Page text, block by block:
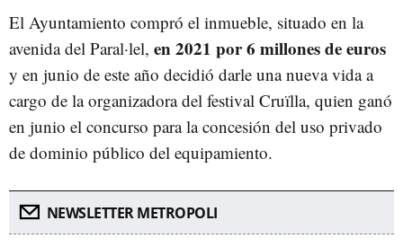
El Ayuntamiento compró el inmueble, situado en la
avenida del Paral·lel, en 2021 por 6 millones de euros
y en junio de este año decidió darle una nueva vida a
cargo de la organizadora del festival Cruïlla, quien ganó
en junio el concurso para la concesión del uso privado
de dominio público del equipamiento.
NEWSLETTER METROPOLI